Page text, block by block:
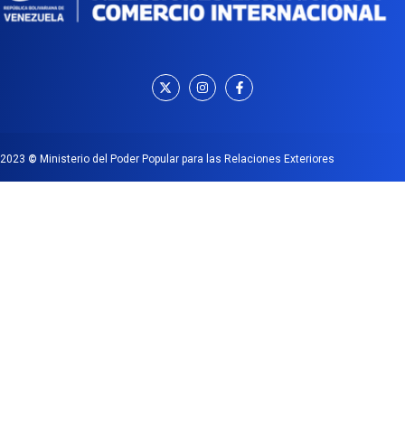
2023 © Ministerio del Poder Popular para las Relaciones Exteriores